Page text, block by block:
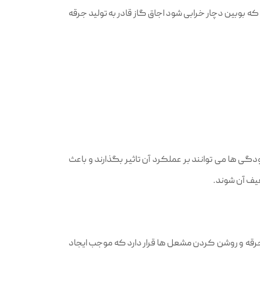
دچار خرابی شود اجاق گاز قادر به تولید جرقه
ها می‌ توانند بر عملکرد آن تاثیر بگذارند و باعث
آن شوند.
و روشن کردن مشعل‌ ها قرار دارد که موجب ایجاد